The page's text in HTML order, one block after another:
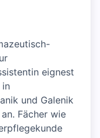
eignest
in
und Galenik
Fächer wie